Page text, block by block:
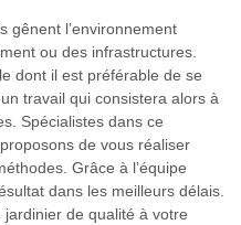
gênent l’environnement
ou des infrastructures.
dont il est préférable de se
travail qui consistera alors à
Spécialistes dans ce
de vous réaliser
Grâce à l’équipe
dans les meilleurs délais.
de qualité à votre